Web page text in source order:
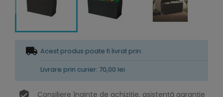
Acest produs poate fi livrat prin:
Livrare prin curier: 70,00 lei
Consiliere înainte de achiziție, asistență garanție